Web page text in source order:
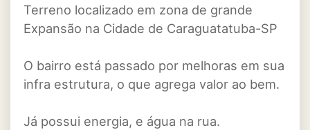
Terreno localizado em zona de grande
Expansão na Cidade de Caraguatatuba-SP
O bairro está passado por melhoras em sua
infra estrutura, o que agrega valor ao bem.
Já possui energia, e água na rua.